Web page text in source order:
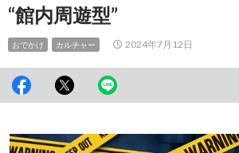
“館内周遊型”
おでかけ カルチャー 2024年7月12日